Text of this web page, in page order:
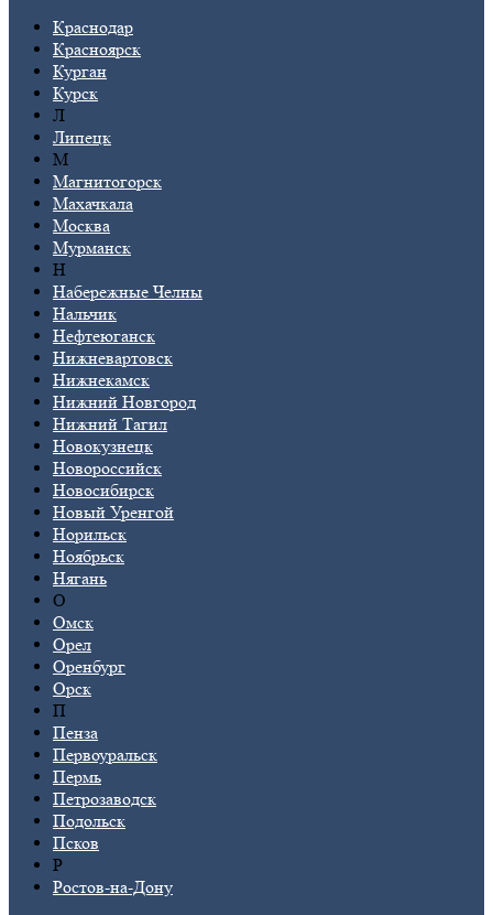
Краснодар
Красноярск
Курган
Курск
Л
Липецк
М
Магнитогорск
Махачкала
Москва
Мурманск
Н
Набережные Челны
Нальчик
Нефтеюганск
Нижневартовск
Нижнекамск
Нижний Новгород
Нижний Тагил
Новокузнецк
Новороссийск
Новосибирск
Новый Уренгой
Норильск
Ноябрьск
Нягань
О
Омск
Орел
Оренбург
Орск
П
Пенза
Первоуральск
Пермь
Петрозаводск
Подольск
Псков
Р
Ростов-на-Дону